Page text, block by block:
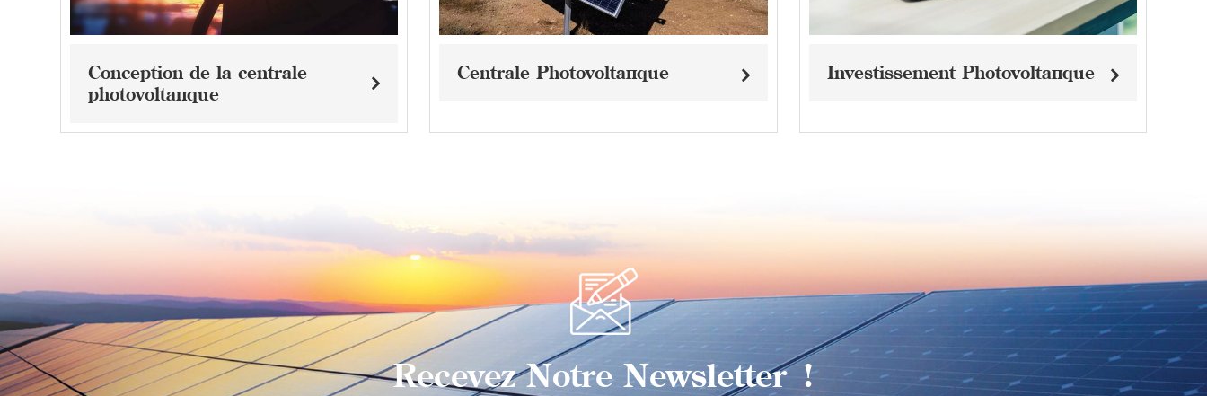
Conception de la centrale
photovoltaïque
Centrale Photovoltaïque Investissement Photovoltaïque
Recevez Notre Newsletter !